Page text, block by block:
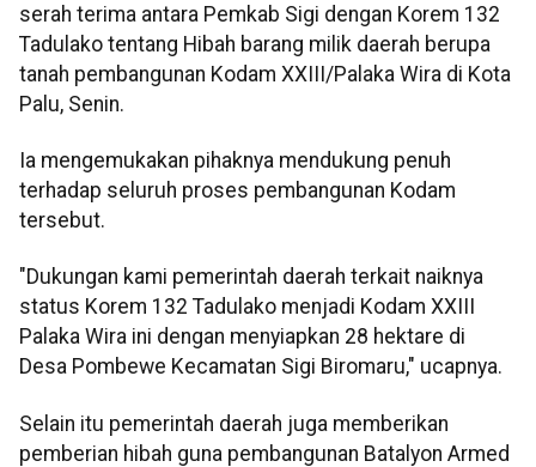
serah terima antara Pemkab Sigi dengan Korem 132
Tadulako tentang Hibah barang milik daerah berupa
tanah pembangunan Kodam XXIII/Palaka Wira di Kota
Palu, Senin.
Ia mengemukakan pihaknya mendukung penuh
terhadap seluruh proses pembangunan Kodam
tersebut.
"Dukungan kami pemerintah daerah terkait naiknya
status Korem 132 Tadulako menjadi Kodam XXIII
Palaka Wira ini dengan menyiapkan 28 hektare di
Desa Pombewe Kecamatan Sigi Biromaru," ucapnya.
Selain itu pemerintah daerah juga memberikan
pemberian hibah guna pembangunan Batalyon Armed